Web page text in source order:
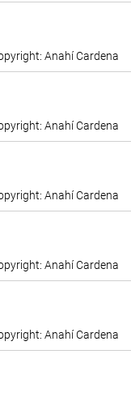
Anahí Cardena
Anahí Cardena
Anahí Cardena
Anahí Cardena
Anahí Cardena